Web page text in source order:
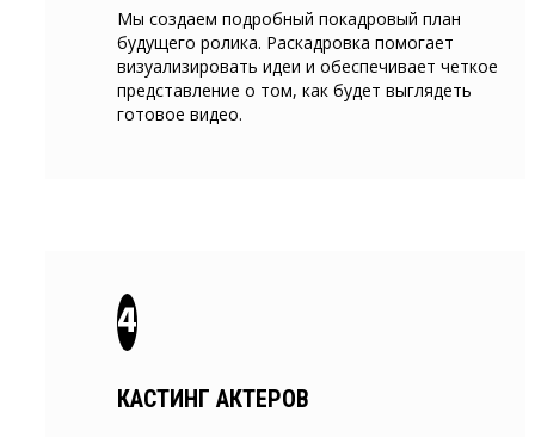
Мы создаем подробный покадровый план
будущего ролика. Раскадровка помогает
визуализировать идеи и обеспечивает четкое
представление о том, как будет выглядеть
готовое видео.
КАСТИНГ АКТЕРОВ